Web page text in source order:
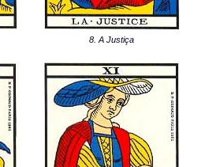
8. A Justiça